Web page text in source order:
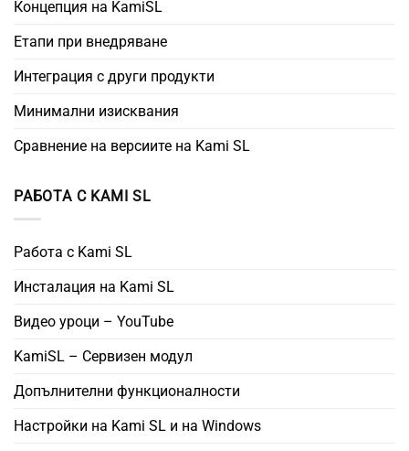
Концепция на KamiSL
Етапи при внедряване
Интеграция с други продукти
Минимални изисквания
Сравнение на версиите на Kami SL
РАБОТА С KAMI SL
Работа с Kami SL
Инсталация на Kami SL
Видео уроци – YouTube
KamiSL – Сервизен модул
Допълнителни функционалности
Настройки на Kami SL и на Windows